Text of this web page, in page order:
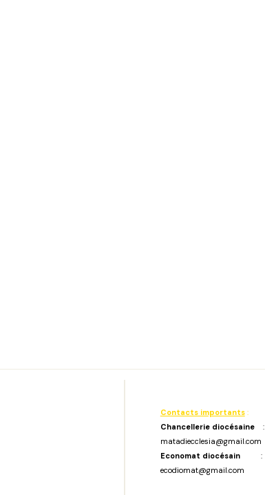
Contacts importants:
Chancellerie diocésaine:
matadiecclesia@gmail.com
Economat diocésain:
ecodiomat@gmail.com